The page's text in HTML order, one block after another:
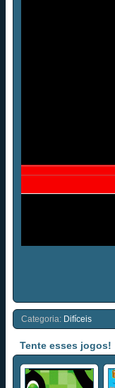
Categoria: Difíceis
Tente esses jogos!